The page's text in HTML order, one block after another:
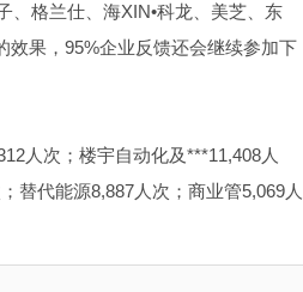
、格兰仕、海XIN•科龙、美芝、东
效果，95%企业反馈还会继续参加下
人次；楼宇自动化及***11,408人
替代能源8,887人次；商业管5,069人